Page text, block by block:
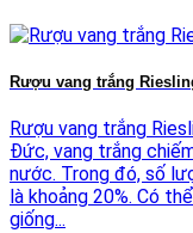
Rượu vang trắng
Rượu vang trắng
Đức, vang trắng
nước. Trong đó, số
là khoảng 20%. Có
giống...